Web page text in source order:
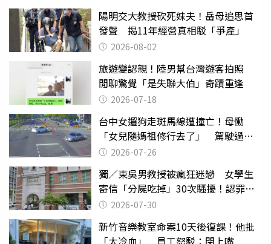
陽明交大教授砍死妹夫！岳母追思首
發聲 揭11年經營真相駁「爭產」
2026-08-02
旅遊變認親！陸男幫台灣遊客拍照
閒聊驚覺「是失聯大伯」奇蹟重逢
2026-07-18
台中女遛狗走斑馬線遭撞亡！母慟
「女兒隨媽祖修行去了」 駕駛過失
致死判9月
2026-07-26
獨／東吳男教授被瘋狂迷戀 女學生
寄信「分屍吃掉」30次騷擾！認罪免
關 2026-07-30
新竹音樂教室命案10天後復課！他批
「太冷血」 員工怒駁：閉上嘴